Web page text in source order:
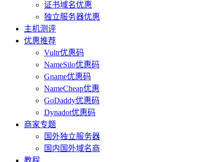
证书域名优惠
独立服务器优惠
主机测评
优惠推荐
Vultr优惠码
NameSilo优惠码
Gname优惠码
NameCheap优惠
GoDaddy优惠码
Dynadot优惠码
商家专题
国外独立服务器
国内国外域名商
教程